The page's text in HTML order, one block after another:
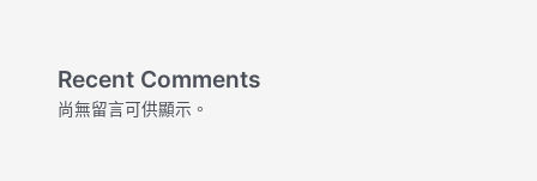
Recent Comments
尚無留言可供顯示。